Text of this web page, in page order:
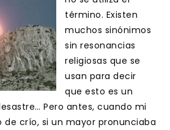
término. Existen
muchos sinónimos
sin resonancias
religiosas que se
usan para decir
que esto es un
Pero antes, cuando mi
crío, si un mayor pronunciaba